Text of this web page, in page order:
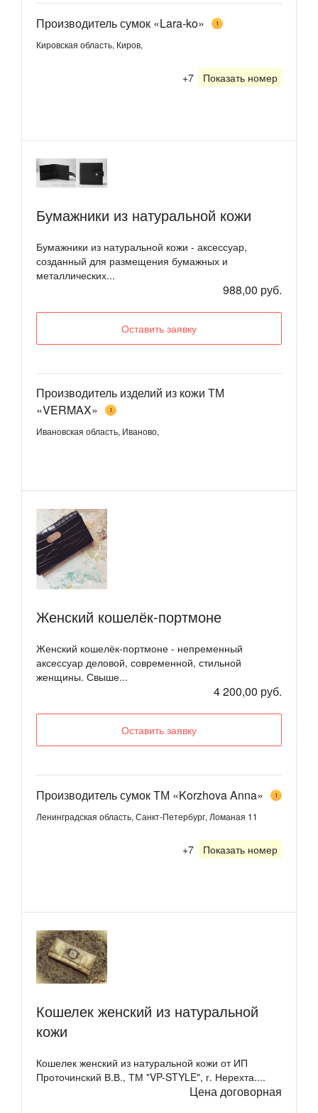
Производитель сумок «Lara-ko» 1
Кировская область, Киров,
+7 Показать номер
Бумажники из натуральной кожи
Бумажники из натуральной кожи - аксессуар,
созданный для размещения бумажных и
металлических...
988,00 руб.
Оставить заявку
Производитель изделий из кожи ТМ
«VERMAX»
1
Ивановская область, Иваново,
Женский кошелёк-портмоне
Женский кошелёк-портмоне - непременный
аксессуар деловой, современной, стильной
женщины. Свыше...
4 200,00 руб.
Оставить заявку
Производитель сумок ТМ «Korzhova Anna» 1
Ленинградская область, Санкт-Петербург, Ломаная 11
+7 Показать номер
Кошелек женский из натуральной
кожи
Кошелек женский из натуральной кожи от ИП
Проточинский В.В., ТМ "VP-STYLE", г. Нерехта....
Цена договорная